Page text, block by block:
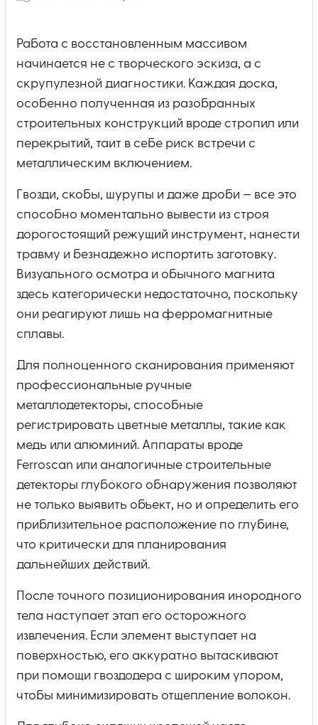
Работа с восстановленным массивом
начинается не с творческого эскиза, а с
скрупулезной диагностики. Каждая доска,
особенно полученная из разобранных
строительных конструкций вроде стропил или
перекрытий, таит в себе риск встречи с
металлическим включением.
Гвозди, скобы, шурупы и даже дроби — все это
способно моментально вывести из строя
дорогостоящий режущий инструмент, нанести
травму и безнадежно испортить заготовку.
Визуального осмотра и обычного магнита
здесь категорически недостаточно, поскольку
они реагируют лишь на ферромагнитные
сплавы.
Для полноценного сканирования применяют
профессиональные ручные
металлодетекторы, способные
регистрировать цветные металлы, такие как
медь или алюминий. Аппараты вроде
Ferroscan или аналогичные строительные
детекторы глубокого обнаружения позволяют
не только выявить объект, но и определить его
приблизительное расположение по глубине,
что критически для планирования
дальнейших действий.
После точного позиционирования инородного
тела наступает этап его осторожного
извлечения. Если элемент выступает на
поверхностью, его аккуратно вытаскивают
при помощи гвоздодера с широким упором,
чтобы минимизировать отщепление волокон.